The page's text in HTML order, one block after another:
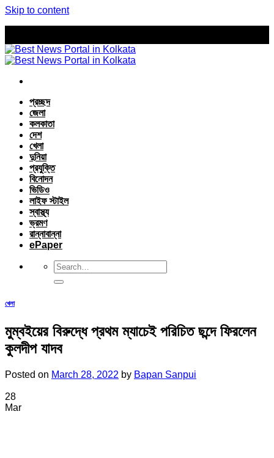
Skip to content
প্রচ্ছদ
জেলা
কলকাতা
দেশ
খেলা
দুনিয়া
প্রযুক্তি
বিনোদন
ভিডিও
লাইফ স্টাইল
স্বাস্থ্য
ভ্রমণ
রান্নাবান্না
ePaper
খেলা
মুম্বইয়ের বিরুদ্ধে প্রথম ম্যাচেই পরিচিত ছন্দে ফিরলেন
কুলদীপ যাদব
Posted on March 28, 2022 by Bapan Sanpui
28
Mar